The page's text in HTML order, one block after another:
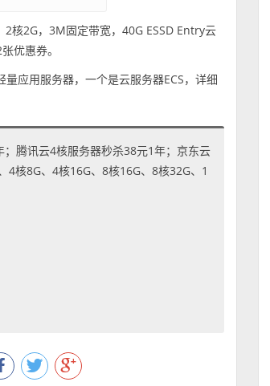
核2G，3M固定带宽，40G ESSD Entry云
优惠券。
应用服务器，一个是云服务器ECS，详细
腾讯云4核服务器秒杀38元1年；京东云
4核8G、4核16G、8核16G、8核32G、1